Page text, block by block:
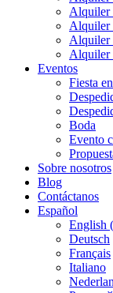
Alquiler
Alquiler
Alquiler
Alquiler
Eventos
Fiesta
Boda
Evento
Sobre nosotros
Blog
Contáctanos
Español
English
Deutsch
Français
Italiano